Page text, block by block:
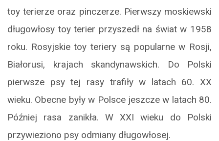
toy terierze oraz pinczerze. Pierwszy moskiewski
długowłosy toy terier przyszedł na świat w 1958
roku. Rosyjskie toy teriery są popularne w Rosji,
Białorusi, krajach skandynawskich. Do Polski
pierwsze psy tej rasy trafiły w latach 60. XX
wieku. Obecne były w Polsce jeszcze w latach 80.
Później rasa zanikła. W XXI wieku do Polski
przywieziono psy odmiany długowłosej.